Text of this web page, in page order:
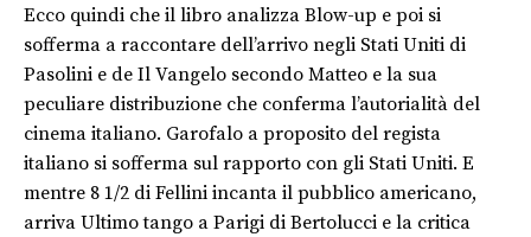
Ecco quindi che il libro analizza Blow-up e poi si
sofferma a raccontare dell’arrivo negli Stati Uniti di
Pasolini e de Il Vangelo secondo Matteo e la sua
peculiare distribuzione che conferma l’autorialità del
cinema italiano. Garofalo a proposito del regista
italiano si sofferma sul rapporto con gli Stati Uniti. E
mentre 8 1/2 di Fellini incanta il pubblico americano,
arriva Ultimo tango a Parigi di Bertolucci e la critica